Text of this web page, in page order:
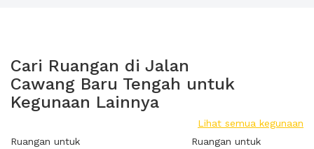
Cari Ruangan di Jalan
Cawang Baru Tengah untuk
Kegunaan Lainnya
Lihat semua kegunaan
Ruangan untuk
Ruangan untuk